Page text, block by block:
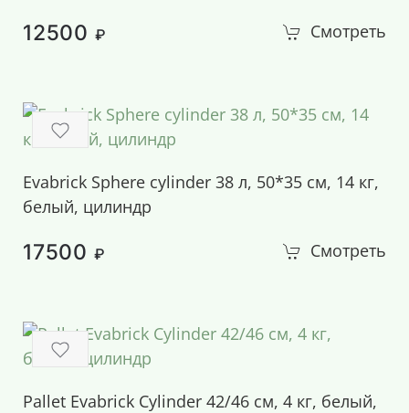
12500 ₽ Смотреть
Evabrick Sphere cylinder 38 л, 50*35 см, 14 кг,
белый, цилиндр
17500 ₽ Смотреть
Pallet Evabrick Cylinder 42/46 см, 4 кг, белый,